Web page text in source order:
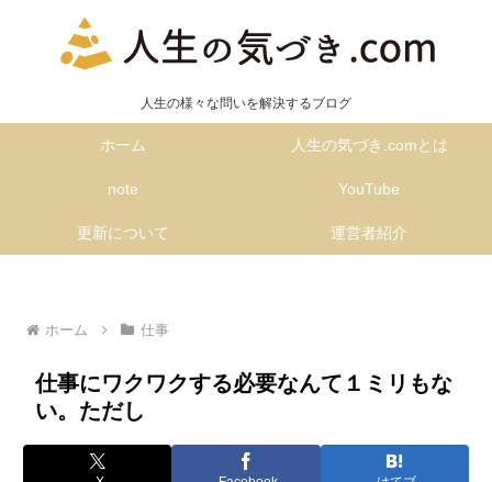
人生の様々な問いを解決するブログ
ホーム 人生の気づき.comとは
note YouTube
更新について 運営者紹介
ホーム 仕事
仕事にワクワクする必要なんて１ミリもな
い。ただし